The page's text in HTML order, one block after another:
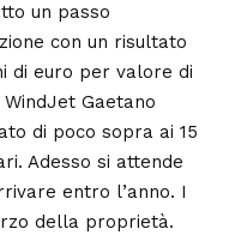
un passo
con un risultato
di euro per valore di
Gaetano
di poco sopra ai 15
Adesso si attende
entro l’anno. I
della proprietà.